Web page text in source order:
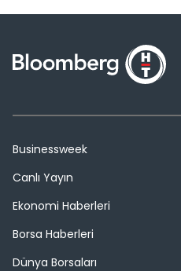
Businessweek
Canlı Yayın
Ekonomi Haberleri
Borsa Haberleri
Dünya Borsaları